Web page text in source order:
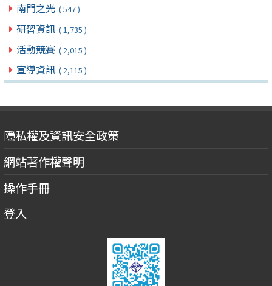
南門之光 ( 547 )
研習資訊 ( 1,735 )
活動競賽 ( 2,015 )
宣導資訊 ( 2,115 )
隱私權及資訊安全政策
網站著作權聲明
操作手冊
登入